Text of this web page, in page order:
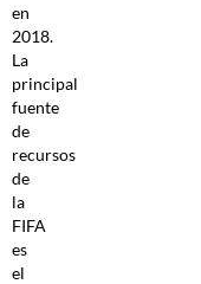
en
2018.
La
principal
fuente
de
recursos
de
la
FIFA
es
el